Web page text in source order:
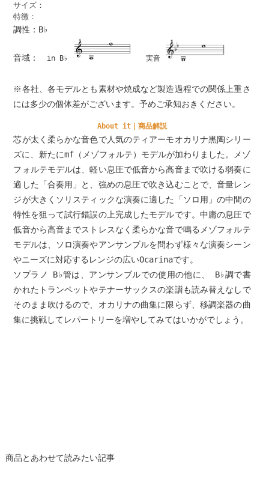
サイズ：
特徴：
調性：B♭
音域： in B♭ 実音
※各社、各モデルとも素材や焼成など製造過程での関係上重さ
には多少の個体差がございます。予めご承知おきください。
About it｜商品解説
芯が太く柔らかな音色で人気のティアーモオカリナ黒陶シリー
ズに、新たにmf（メゾフォルテ）モデルが加わりました。メゾ
フォルテモデルは、軽い息圧で低音から高音まで吹ける弱奏に
適した「合奏用」と、強めの息圧で吹き込むことで、音量レン
ジが大きくソリスティックな演奏に適した「ソロ用」の中間の
特性を狙って試行錯誤の上完成したモデルです。中庸の息圧で
低音から高音までストレスなく柔らかな音で鳴るメゾフォルテ
モデルは、ソロ演奏やアンサンブルを問わず様々な演奏シーン
やニーズに対応するレンジの広いOcarinaです。
ソプラノ B♭管は、アンサンブルでの使用の他に、 B♭調で書
かれたトランペットやテナーサックスの楽譜も読み替えなしで
そのまま吹けるので、オカリナの曲集に限らず、移調楽器の曲
集に挑戦してレパートリーを増やしてみてはいかがでしょう。
商品とあわせて読みたい記事